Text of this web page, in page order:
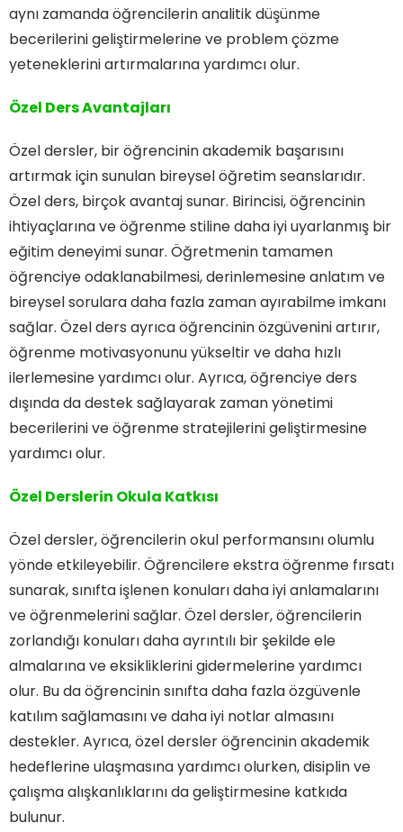
aynı zamanda öğrencilerin analitik düşünme
becerilerini geliştirmelerine ve problem çözme
yeteneklerini artırmalarına yardımcı olur.
Özel Ders Avantajları
Özel dersler, bir öğrencinin akademik başarısını
artırmak için sunulan bireysel öğretim seanslarıdır.
Özel ders, birçok avantaj sunar. Birincisi, öğrencinin
ihtiyaçlarına ve öğrenme stiline daha iyi uyarlanmış bir
eğitim deneyimi sunar. Öğretmenin tamamen
öğrenciye odaklanabilmesi, derinlemesine anlatım ve
bireysel sorulara daha fazla zaman ayırabilme imkanı
sağlar. Özel ders ayrıca öğrencinin özgüvenini artırır,
öğrenme motivasyonunu yükseltir ve daha hızlı
ilerlemesine yardımcı olur. Ayrıca, öğrenciye ders
dışında da destek sağlayarak zaman yönetimi
becerilerini ve öğrenme stratejilerini geliştirmesine
yardımcı olur.
Özel Derslerin Okula Katkısı
Özel dersler, öğrencilerin okul performansını olumlu
yönde etkileyebilir. Öğrencilere ekstra öğrenme fırsatı
sunarak, sınıfta işlenen konuları daha iyi anlamalarını
ve öğrenmelerini sağlar. Özel dersler, öğrencilerin
zorlandığı konuları daha ayrıntılı bir şekilde ele
almalarına ve eksikliklerini gidermelerine yardımcı
olur. Bu da öğrencinin sınıfta daha fazla özgüvenle
katılım sağlamasını ve daha iyi notlar almasını
destekler. Ayrıca, özel dersler öğrencinin akademik
hedeflerine ulaşmasına yardımcı olurken, disiplin ve
çalışma alışkanlıklarını da geliştirmesine katkıda
bulunur.